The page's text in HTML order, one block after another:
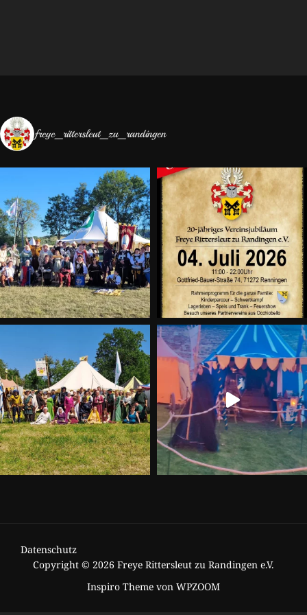
freye_rittersleut_zu_randingen
Datenschutz
Copyright © 2026 Freye Rittersleut zu Randingen e.V.
Inspiro Theme von WPZOOM